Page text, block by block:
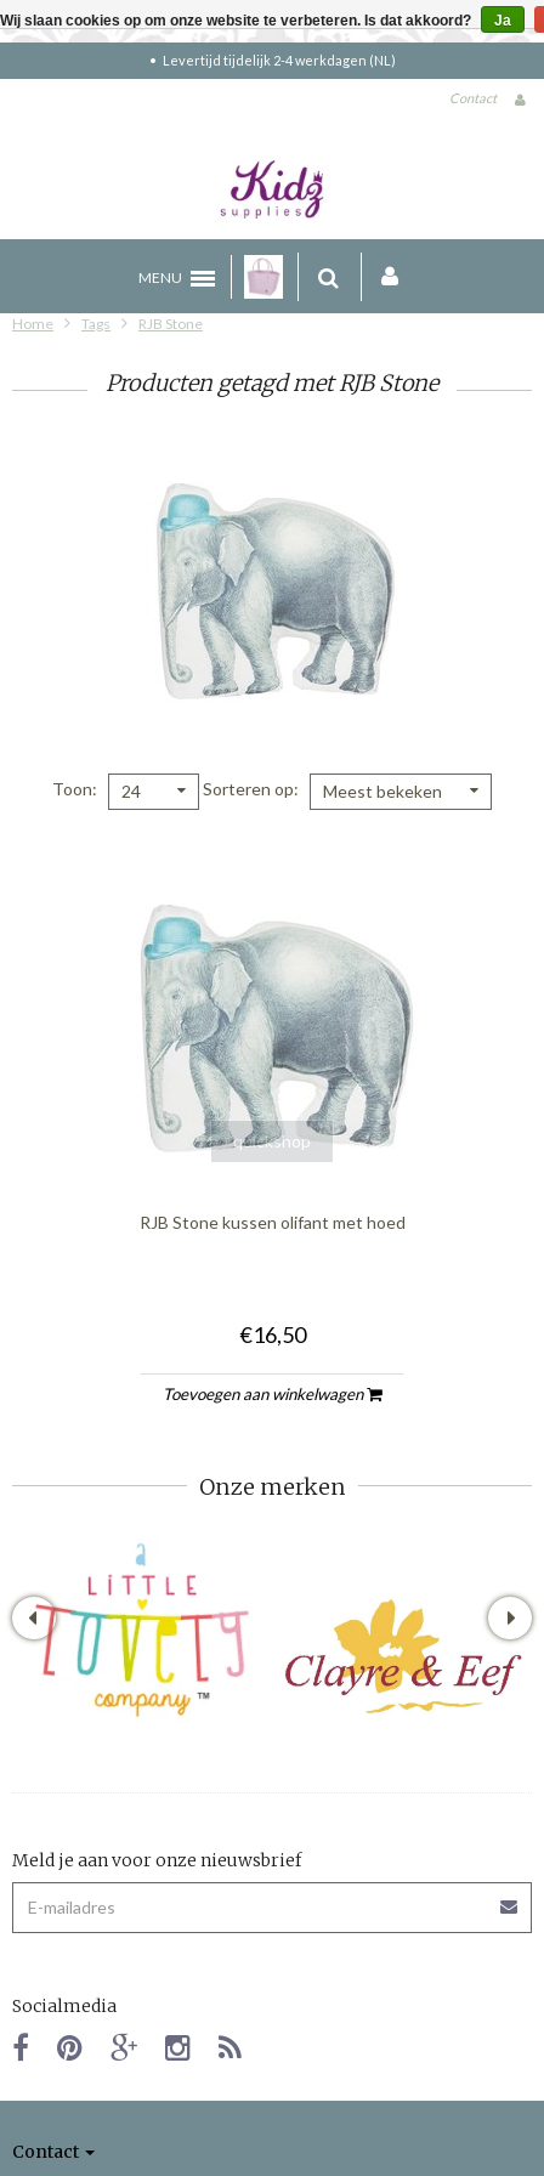
Levertijd tijdelijk 2-4 werkdagen (NL)
Contact
MENU
Home Tags RJB Stone
Producten getagd met RJB Stone
Toon 24 Sorteren op Meest bekeken
quickshop
RJB Stone kussen olifant met hoed
€16,50
Toevoegen aan winkelwagen
Onze merken
Meld je aan voor onze nieuwsbrief
Socialmedia
Contact
Wij slaan cookies op om onze website te verbeteren. Is dat akkoord? Ja